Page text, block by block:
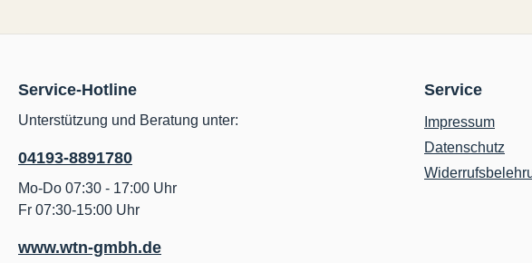
Service-Hotline
Unterstützung und Beratung unter:
04193-8891780
Mo-Do 07:30 - 17:00 Uhr
Fr 07:30-15:00 Uhr
www.wtn-gmbh.de
Service
Impressum
Datenschutz